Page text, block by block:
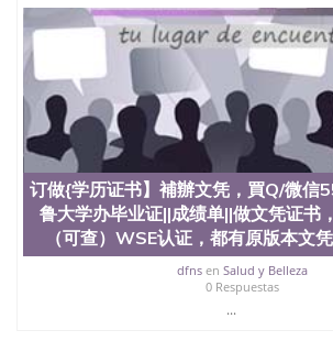
证明QQ微信551190476国外硕士文凭办
551190476 网上买文凭可靠吗QQ微信
外文凭质量QQ微信551190476国外本
理QQ微信551190476国外大学文凭真制
551190476办国外文凭可找工作QQ微
外大学有毕业证QQ微信551190476办理
格QQ微信551190476国外编号查询QQ
办理国外文凭要交定金吗QQ微信
查文凭QQ微信551190476网上购买真
微信551190476学士学位证书查询机构
551190476 国外资格证书办理QQ微信
办理学历认证QQ微信551190476海外
QQ微信551190476 圣何塞州立大学（
University, 又译为“圣荷西州立大学”）
年，简称SJSU，是加州历史悠久的大
订做{学历证书】補辦文凭，買Q/微
鲁大学办毕业证||成绩单||做文凭证书
（可查）WSE认证，都有原版本文
dfnsen Salud y Belleza
0 Respuestas
...